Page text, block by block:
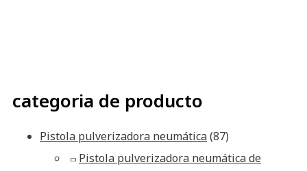
categoria de producto
Pistola pulverizadora neumática(87)
Pistola pulverizadora neumática de